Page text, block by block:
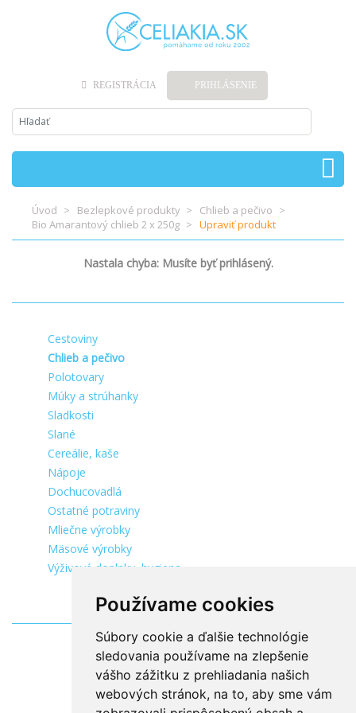
Používame cookies
Súbory cookie a ďalšie technológie
sledovania používame na zlepšenie
vášho zážitku z prehliadania našich
webových stránok, na to, aby sme vám
REGISTRÁCIA PRIHLÁSENIE
Úvod Bezlepkové produkty
Chlieb a pečivo
Bio Amarantový chlieb 2 x 250g
Upraviť produkt
Nastala chyba: Musíte byť prihlásený.
Cestoviny
Chlieb a pečivo
Polotovary
Múky a strúhanky
Sladkosti
Slané
Cereálie, kaše
Nápoje
Dochucovadlá
Ostatné potraviny
Mliečne výrobky
Mäsové výrobky
Výživové doplnky, hygiena